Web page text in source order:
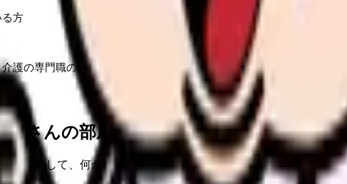
る方
護の専門職の方
さんの部屋で少し話してみませんか。
吐き出して、何がつらいのか、辞めるべきか、少し休むべきかを